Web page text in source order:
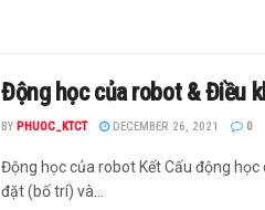
Động học của robot & Điều
BY PHUOC_KTCT DECEMBER 26, 2021 0
Động học của robot Kết Cấu động
đặt (bố trí) và...